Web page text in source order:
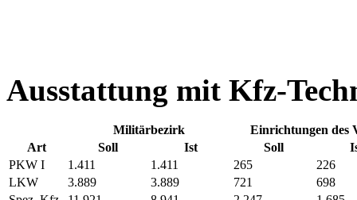
Ausstattung mit Kfz-
Militärbezirk
Einrichtungen des
Art
Soll Ist Soll
PKW I
1.411 1.411 265
226
LKW
3.889 3.889 721
698